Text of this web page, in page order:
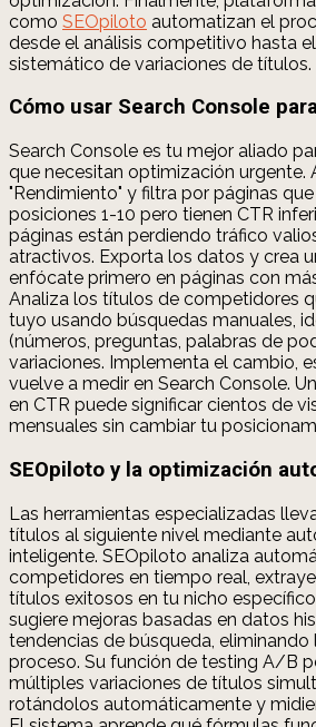
como SEOpiloto automatizan el
desde el análisis competitivo hasta
sistemático de variaciones de títulos.
Cómo usar Search Console
Search Console es tu mejor aliado
que necesitan optimización urgente.
"Rendimiento" y filtra por páginas
posiciones 1-10 pero tienen CTR
páginas están perdiendo tráfico
atractivos. Exporta los datos y crea
enfócate primero en páginas con
Analiza los títulos de competidores
tuyo usando búsquedas manuales,
(números, preguntas, palabras de
variaciones. Implementa el cambio,
vuelve a medir en Search Console.
en CTR puede significar cientos de
mensuales sin cambiar tu
SEOpiloto y la optimización
Las herramientas especializadas
títulos al siguiente nivel mediante
inteligente. SEOpiloto analiza
competidores en tiempo real,
títulos exitosos en tu nicho
sugiere mejoras basadas en datos
tendencias de búsqueda, eliminando
proceso. Su función de testing A/B
múltiples variaciones de títulos
rotándolos automáticamente y